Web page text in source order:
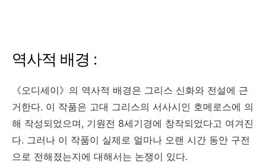
역사적 배경 :
《오디세이》의 역사적 배경은 그리스 신화와 전설에 근
거한다. 이 작품은 고대 그리스의 서사시인 호메로스에 의
해 작성되었으며, 기원전 8세기경에 창작되었다고 여겨진
다. 그러나 이 작품이 실제로 얼마나 오랜 시간 동안 구전
으로 전해졌는지에 대해서는 논쟁이 있다.